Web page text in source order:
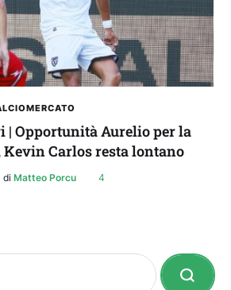
| Opportunità Aurelio per la
Carlos resta lontano
di Matteo Porcu 4